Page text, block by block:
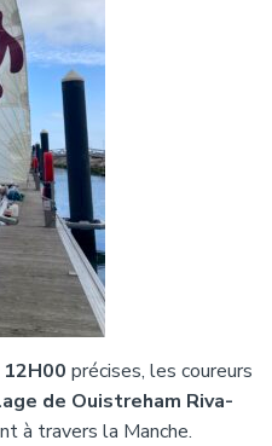
précises, les coureurs
de Ouistreham Riva-
à travers la Manche.